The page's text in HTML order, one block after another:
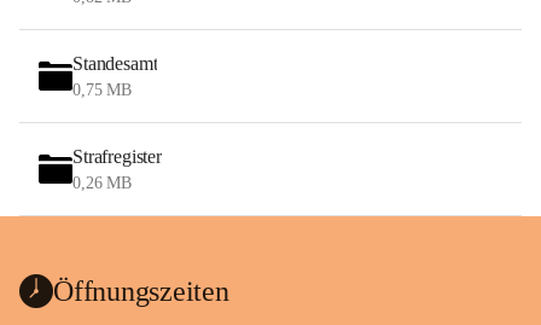
Standesamt
0,75 MB
Strafregister
0,26 MB
Öffnungszeiten